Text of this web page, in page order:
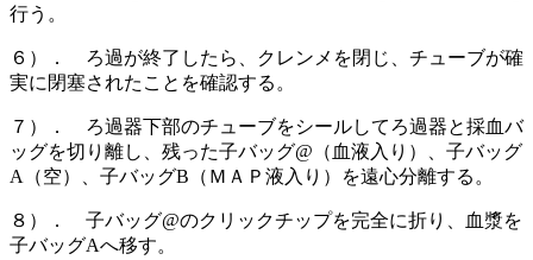
行う。
６）． ろ過が終了したら、クレンメを閉じ、チューブが確
実に閉塞されたことを確認する。
７）． ろ過器下部のチューブをシールしてろ過器と採血バ
ッグを切り離し、残った子バッグ@（血液入り）、子バッグ
A（空）、子バッグB（ＭＡＰ液入り）を遠心分離する。
８）． 子バッグ@のクリックチップを完全に折り、血漿を
子バッグAへ移す。